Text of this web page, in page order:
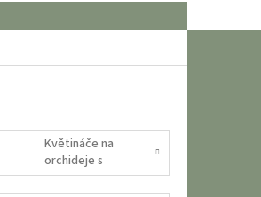
Květináče na
orchideje s
provzdušněním